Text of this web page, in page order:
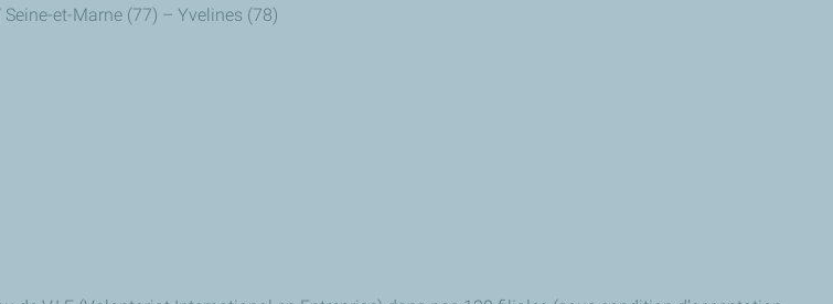
Seine-et-Marne (77) – Yvelines (78)